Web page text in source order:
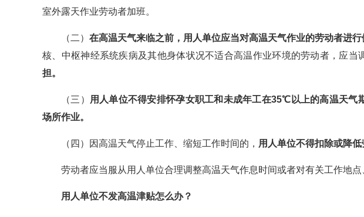
室外露天作业劳动者加班。
（二） 在高温天气来临之前，用人单位应当对高温天气作业的劳动者进行
核、中枢神经系统疾病及其他身体状况不适合高温作业环境的劳动者，应当
担。
（三）
用人单位不得安排怀孕女职工和未成年工在35℃以上的高温天
场所作业。
（四）因高温天气停止工作、缩短工作时间的， 用人单位不得扣除或降低
劳动者应当服从用人单位合理调整高温天气作息时间或者对有关工作地点
用人单位不发高温津贴怎么办？